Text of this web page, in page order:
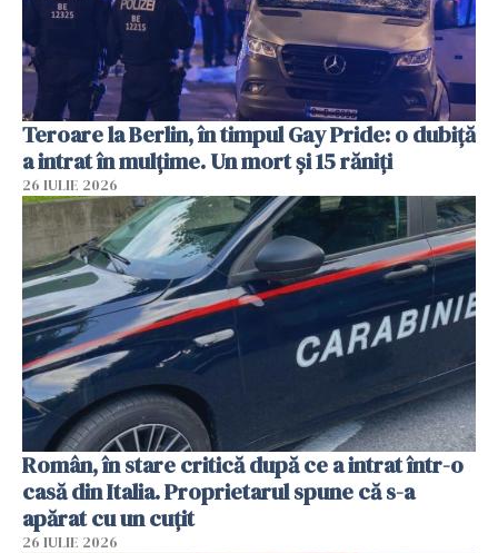
Teroare la Berlin, în timpul Gay Pride: o dubiță
a intrat în mulțime. Un mort și 15 răniți
26 IULIE 2026
Român, în stare critică după ce a intrat într-o
casă din Italia. Proprietarul spune că s-a
apărat cu un cuțit
26 IULIE 2026